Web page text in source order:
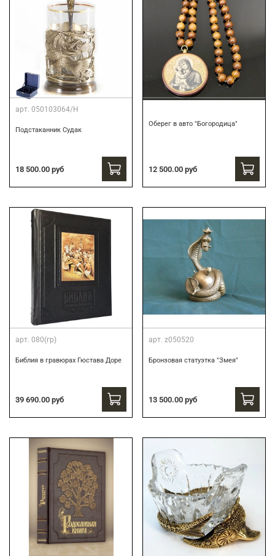
арт. 050103064/Н
Подстаканник Судак
18 500.00 руб
Оберег в авто "Богородица"
12 500.00 руб
арт. 080(гр)
Библия в гравюрах Гюстава Доре
39 690.00 руб
арт. z050520
Бронзовая статуэтка "Змея"
13 500.00 руб